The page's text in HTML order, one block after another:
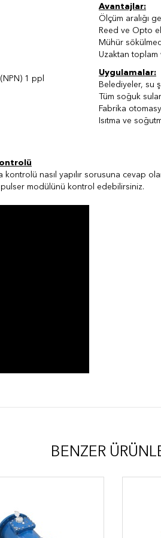
1 ppl
Avantajlar:
Ölçüm aralığı
Reed ve Opto
Mühür
Uzaktan toplam
Uygulamalar:
Belediyeler, su
Tüm soğuk
Fabrika
Isıtma ve
kontrolü nasıl yapılır sorusuna cevap
pulser modülünü kontrol edebilirsiniz.
BENZER